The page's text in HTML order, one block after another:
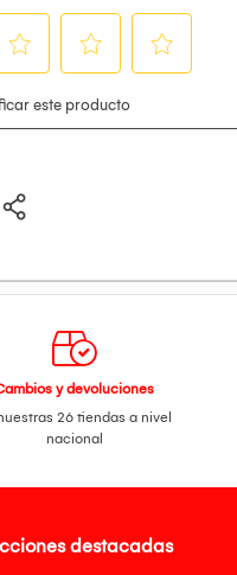
y devoluciones
26 tiendas a nivel
nacional
destacadas